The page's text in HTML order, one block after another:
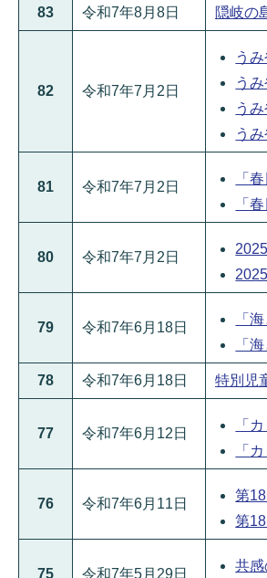
83 令和7年8月8日 隠岐の
82 令和7年7月2日
う
う
う
う
81 令和7年7月2日
「
「
80 令和7年7月2日
79 令和7年6月18日
「
「
78 令和7年6月18日 特別児
77 令和7年6月12日
「
「
76 令和7年6月11日
第
第
75 令和7年5月29日
共